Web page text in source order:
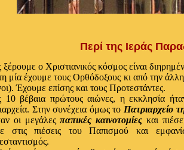
Περί της Ιεράς
ο Χριστιανικός κόσμος είναι
μία έχουμε τους Ορθόδοξους κι από την
Έχουμε επίσης και τους Προτεστάντες.
10 βέβαια πρώτους αιώνες, η εκκλησία
Στην συνέχεια όμως το Πατριαρχείο
οι μεγάλεςπαπικές καινοτομίες και
στις πιέσεις του Παπισμού και